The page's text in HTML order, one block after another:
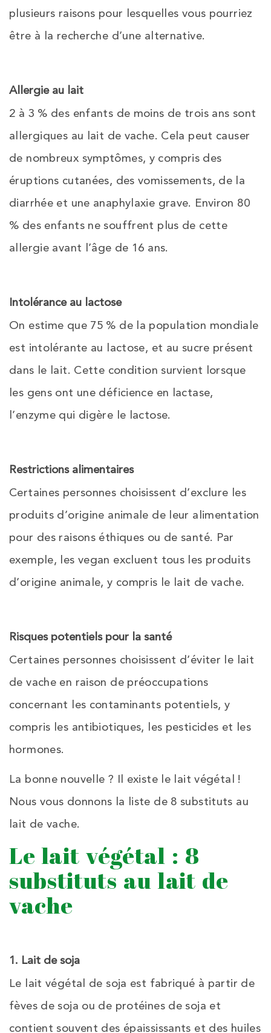
plusieurs raisons pour lesquelles vous pourriez
être à la recherche d’une alternative.
Allergie au lait
2 à 3 % des enfants de moins de trois ans sont
allergiques au lait de vache. Cela peut causer
de nombreux symptômes, y compris des
éruptions cutanées, des vomissements, de la
diarrhée et une anaphylaxie grave. Environ 80
% des enfants ne souffrent plus de cette
allergie avant l’âge de 16 ans.
Intolérance au lactose
On estime que 75 % de la population mondiale
est intolérante au lactose, et au sucre présent
dans le lait. Cette condition survient lorsque
les gens ont une déficience en lactase,
l’enzyme qui digère le lactose.
Restrictions alimentaires
Certaines personnes choisissent d’exclure les
produits d’origine animale de leur alimentation
pour des raisons éthiques ou de santé. Par
exemple, les vegan excluent tous les produits
d’origine animale, y compris le lait de vache.
Risques potentiels pour la santé
Certaines personnes choisissent d’éviter le lait
de vache en raison de préoccupations
concernant les contaminants potentiels, y
compris les antibiotiques, les pesticides et les
hormones.
La bonne nouvelle ? Il existe le lait végétal !
Nous vous donnons la liste de 8 substituts au
lait de vache.
Le lait végétal : 8
substituts au lait de
vache
1. Lait de soja
Le lait végétal de soja est fabriqué à partir de
fèves de soja ou de protéines de soja et
contient souvent des épaississants et des huiles